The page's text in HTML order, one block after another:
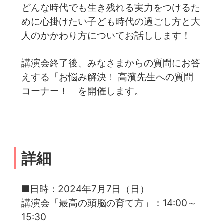
どんな時代でも生き残れる実力をつけるた
めに心掛けたい子ども時代の過ごし方と大
人のかかわり方についてお話しします！
講演会終了後、みなさまからの質問にお答
えする「お悩み解決！ 高濱先生への質問
コーナー！」を開催します。
詳細
■日時：2024年7月7日（日）
講演会「最高の頭脳の育て方」：14:00～
15:30